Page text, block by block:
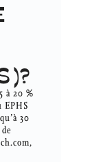
à 20 %
30